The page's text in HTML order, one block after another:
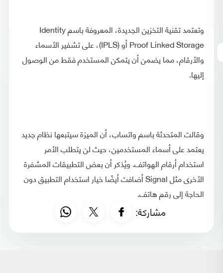
وتعتمد تقنية التخزين الجديدة، المعروفة باسم Identity
Proof Linked Storage أو (IPLS)، على تشفير الأسماء
والأرقام، مما يضمن أن يتمكن المستخدم فقط من الوصول
إليها.
وقالت المتحدثة باسم واتساب، أن الميزة سيتبعها نظام جديد
يعتمد على أسماء المستخدمين، حيث لن يتطلب الأمر
استخدام أرقام الهواتف. ويُذكر أن بعض التطبيقات المشفرة
الأخرى مثل Signal أضافت أيضًا خيار استخدام التطبيق دون
الحاجة إلى رقم هاتف.
مشاركة: